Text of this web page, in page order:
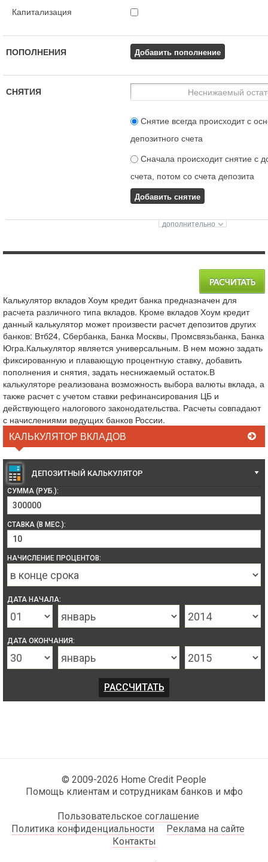
Капитализация
ПОПОЛНЕНИЯ Добавить пополнение
СНЯТИЯ
Снятие всегда происходит с
депозитного счета
Сначала происходит снятие с
счета, потом со счета депозита
Добавить снятие
Калькулятор вкладов Хоум кредит банка предназначен для
расчета различного типа вкладов. Кроме вкладов Хоум кредит
данный калькулятор может произвести расчет депозитов других
банков: Втб24, Сбербанка, Банка Москвы, Промсвязьбанка, Банка
Югра.Калькулятор является универсальным. В нем можно задать
фиксированную и плавающую процентную ставку, добавить
пополнения и снятия, задать неснижаемый остаток.В
калькуляторе реализована возможность выбора валюты вклада, а
также расчет с учетом ставки рефинансирования ЦБ и
действующего налогового законодательства. Расчеты совпадают
с начислениями ведущих банков России.
КАЛЬКУЛЯТОР ВКЛАДОВ
ДЕПОЗИТНЫЙ КАЛЬКУЛЯТОР
СУММА (РУБ.):
СТАВКА (В МЕС.):
НАЧИСЛЕНИЕ ПРОЦЕНТОВ:
ДАТА НАЧАЛА:
ДАТА ОКОНЧАНИЯ:
© 2009-2026 Home Credit People
Помощь клиентам и сотрудникам банков и мфо
Пользовательское соглашение
Политика конфиденциальности
Реклама на сайте
Контакты